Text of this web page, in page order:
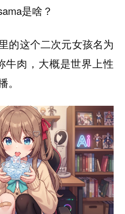
是啥？
的这个二次元女孩名为
牛肉，大概是世界上性